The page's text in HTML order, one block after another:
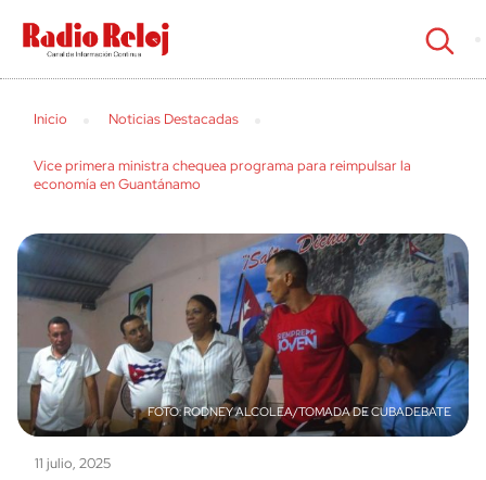
cerrar
Inicio Noticias Destacadas
Vice primera ministra chequea programa para reimpulsar la
economía en Guantánamo
RODNEY ALCOLEA/TOMADA DE CUBADEBATE
11 julio, 2025